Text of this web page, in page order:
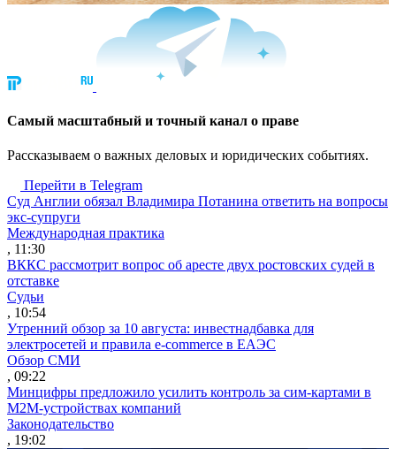
Cамый масштабный и точный канал о праве
Рассказываем о важных деловых и юридических событиях.
Перейти в Telegram
Суд Англии обязал Владимира Потанина ответить на вопросы
экс-супруги
Международная практика
, 11:30
ВККС рассмотрит вопрос об аресте двух ростовских судей в
отставке
Судьи
, 10:54
Утренний обзор за 10 августа: инвестнадбавка для
электросетей и правила e-commerce в ЕАЭС
Обзор СМИ
, 09:22
Минцифры предложило усилить контроль за сим-картами в
M2M-устройствах компаний
Законодательство
, 19:02